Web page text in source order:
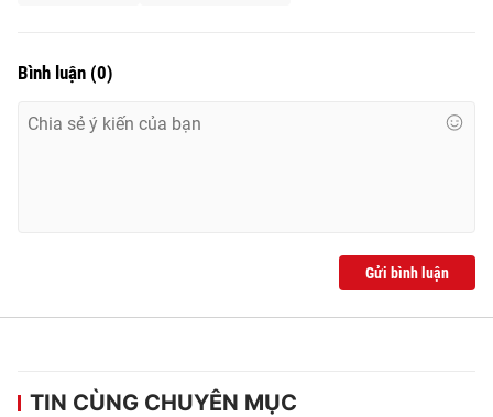
Bình luận (0)
Gửi bình luận
TIN CÙNG CHUYÊN MỤC